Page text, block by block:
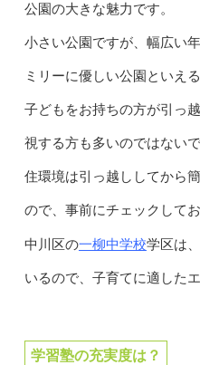
公園の大きな魅力です。
小さい公園ですが、幅広い
ミリーに優しい公園といえ
子どもをお持ちの方が引っ
視する方も多いのではない
住環境は引っ越ししてから
ので、事前にチェックして
中川区の一柳中学校学区は
いるので、子育てに適した
学習塾の充実度は？